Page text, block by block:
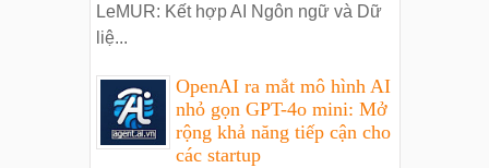
LeMUR: Kết hợp AI Ngôn ngữ và Dữ
liệ...
OpenAI ra mắt mô hình AI
nhỏ gọn GPT-4o mini: Mở
rộng khả năng tiếp cận cho
các startup